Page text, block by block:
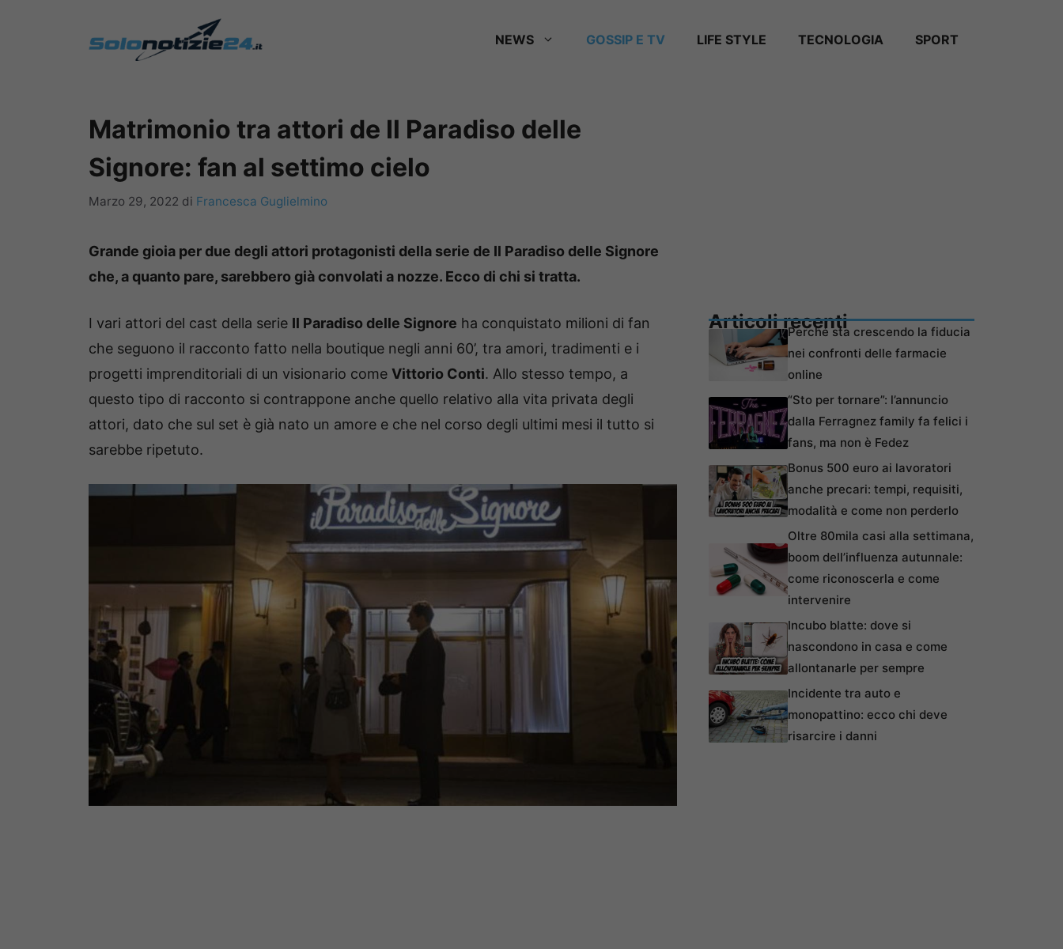
NEWS GOSSIP E TV LIFE STYLE TECNOLOGIA SPORT
Matrimonio tra attori de Il Paradiso delle
Signore: fan al settimo cielo
Marzo 29, 2022 di Francesca Guglielmino
Grande gioia per due degli attori protagonisti della serie de Il Paradiso delle Signore
che, a quanto pare, sarebbero già convolati a nozze. Ecco di chi si tratta.
I vari attori del cast della serie Il Paradiso delle Signore ha conquistato milioni di fan
che seguono il racconto fatto nella boutique negli anni 60’, tra amori, tradimenti e i
progetti imprenditoriali di un visionario come Vittorio Conti. Allo stesso tempo, a
questo tipo di racconto si contrappone anche quello relativo alla vita privata degli
attori, dato che sul set è già nato un amore e che nel corso degli ultimi mesi il tutto si
sarebbe ripetuto.
Articoli recentiPerché sta crescendo la fiducia
nei confronti delle farmacie
online
“Sto per tornare”: l’annuncio
dalla Ferragnez family fa felici i
fans, ma non è Fedez
Bonus 500 euro ai lavoratori
anche precari: tempi, requisiti,
modalità e come non perderlo
Oltre 80mila casi alla settimana,
boom dell’influenza autunnale:
come riconoscerla e come
intervenire
Incubo blatte: dove si
nascondono in casa e come
allontanarle per sempre
Incidente tra auto e
monopattino: ecco chi deve
risarcire i danni